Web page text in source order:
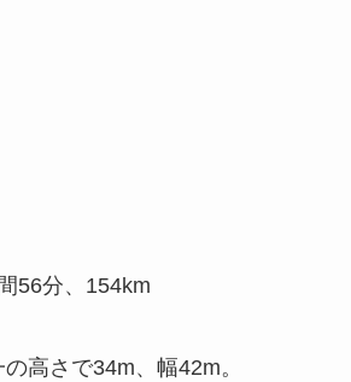
56分、154km
高さで34m、幅42m。